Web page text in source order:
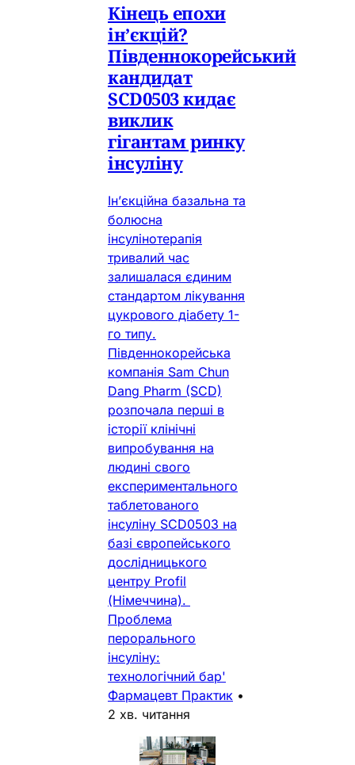
Кінець епохи
ін’єкцій?
Південнокорейський
кандидат
SCD0503 кидає
виклик
гігантам ринку
інсуліну
Ін’єкційна базальна та
болюсна
інсулінотерапія
тривалий час
залишалася єдиним
стандартом лікування
цукрового діабету 1-
го типу.
Південнокорейська
компанія Sam Chun
Dang Pharm (SCD)
розпочала перші в
історії клінічні
випробування на
людині свого
експериментального
таблетованого
інсуліну SCD0503 на
базі європейського
дослідницького
центру Profil
(Німеччина).
Проблема
перорального
інсуліну:
технологічний бар'
Фармацевт Практик •
2 хв. читання